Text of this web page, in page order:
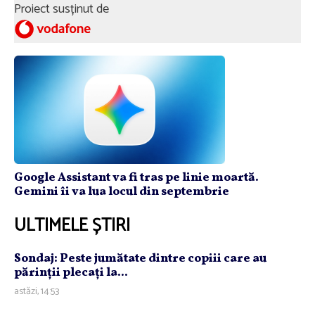
Proiect susținut de
Google Assistant va fi tras pe linie moartă.
Gemini îi va lua locul din septembrie
ULTIMELE ȘTIRI
Sondaj: Peste jumătate dintre copiii care au
părinţii plecaţi la...
astăzi, 14:53